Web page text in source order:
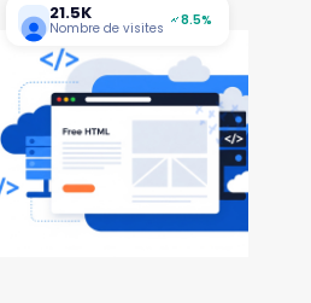
21.5K
Nombre de visites 8.5%